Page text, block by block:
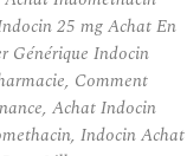
25 mg Achat En
Générique Indocin
Comment
Achat Indocin
Indocin Achat